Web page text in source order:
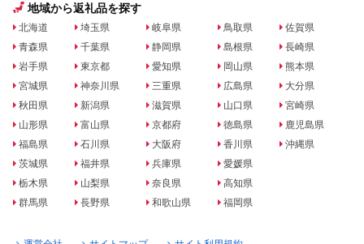
地域から返礼品を探す
北海道
青森県
岩手県
宮城県
秋田県
山形県
福島県
茨城県
栃木県
群馬県
埼玉県
千葉県
東京都
神奈川県
新潟県
富山県
石川県
福井県
山梨県
長野県
岐阜県
静岡県
愛知県
三重県
滋賀県
京都府
大阪府
兵庫県
奈良県
和歌山県
鳥取県
島根県
岡山県
広島県
山口県
徳島県
香川県
愛媛県
高知県
福岡県
佐賀県
長崎県
熊本県
大分県
宮崎県
鹿児島県
沖縄県